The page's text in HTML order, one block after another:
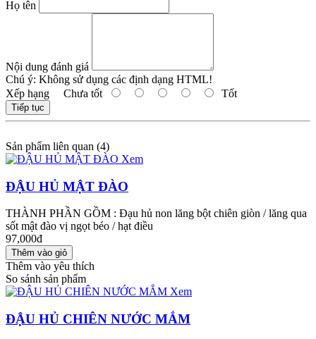
Họ tên
Nội dung đánh giá
Chú ý: Không sử dụng các định dạng HTML!
Xếp hạng Chưa tốt Tốt
Tiếp tục
Sản phẩm liên quan (4)
Xem
ĐẬU HỦ MẬT ĐÀO
THÀNH PHẦN GỒM : Đạu hủ non lăng bột chiên giòn / lăng qua
sốt mật đào vị ngọt béo / hạt điều
97,000đ
Thêm vào yêu thích
So sánh sản phẩm
Xem
ĐẬU HỦ CHIÊN NƯỚC MẮM